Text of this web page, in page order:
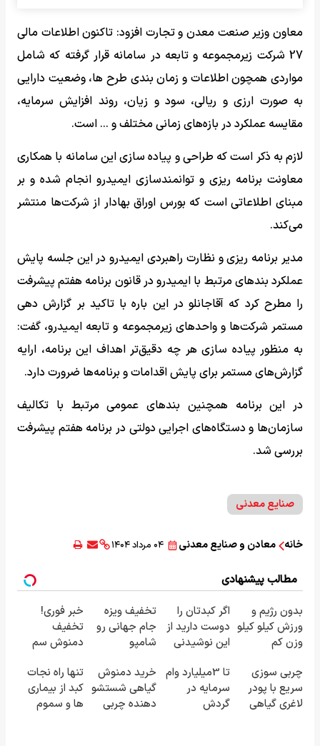
معاون وزیر صنعت معدن و تجارت افزود: تاکنون اطلاعات مالی
27 شرکت زیرمجموعه و تابعه در سامانه قرار گرفته که شامل
مواردی همچون اطلاعات و زمان بندی طرح ها، وضعیت دارایی
به صورت ارزی و ریالی، سود و زیان، روند افزایش سرمایه،
مقایسه عملکرد در بازه‌های زمانی مختلف و ... است.
لازم به ذکر است که طراحی و پیاده سازی این سامانه با همکاری
معاونت برنامه ریزی و توانمندسازی ایمیدرو انجام شده و بر
مبنای اطلاعاتی است که بورس اوراق بهادار از شرکت‌ها منتشر
می‌کند.
مدیر برنامه ریزی و نظارت راهبردی ایمیدرو در این جلسه پایش
عملکرد بند‌های مرتبط با ایمیدرو در قانون برنامه هفتم پیشرفت
را مطرح کرد که آقاجانلو در این باره با تاکید بر گزارش دهی
مستمر شرکت‌ها و واحد‌های زیرمجموعه و تابعه ایمیدرو، گفت:
به منظور پیاده سازی هر چه دقیق‌تر اهداف این برنامه، ارایه
گزارش‌های مستمر برای پایش اقدامات و برنامه‌ها ضرورت دارد.
در این برنامه همچنین بند‌های عمومی مرتبط با تکالیف
سازمان‌ها و دستگاه‌های اجرایی دولتی در برنامه هفتم پیشرفت
بررسی شد.
صنایع معدنی
خانه معادن و صنایع معدنی ۰۴ مرداد ۱۴۰۴
مطالب پیشنهادی
بدون رژیم و
ورزش کیلو کیلو
وزن کم
امشب)
اگر کبدتان را
دوست دارید از
این نوشیدنی
نشوید
تخفیف ویزه
جام جهانی رو
شامپو
خبر فوری!
تخفیف
دمنوش سم
55% رسید!
(موجودی
محدود)
چربی سوزی
سریع با پودر
لاغری گیاهی
تا 3میلیارد وام
سرمایه در
گردش
خرید دمنوش
گیاهی شستشو
دهنده چربی
تنها راه نجات
کبد از بیماری
ها و سموم